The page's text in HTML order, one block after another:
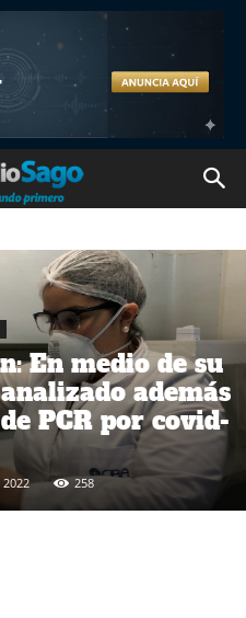
En medio de su
además
PCR por covid-
258